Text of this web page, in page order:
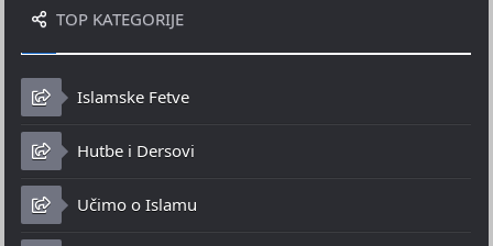
TOP KATEGORIJE
Islamske Fetve
Hutbe i Dersovi
Učimo o Islamu